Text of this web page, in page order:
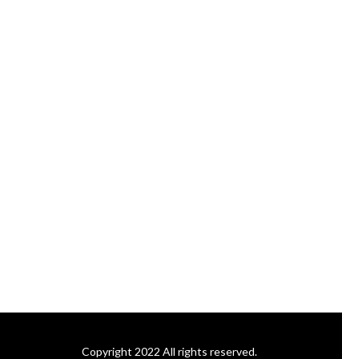
Copyright 2022 All rights reserved.